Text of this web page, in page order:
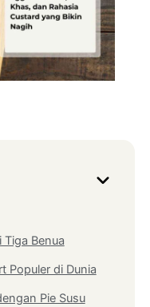
Benua
Populer di Dunia
Pie Susu